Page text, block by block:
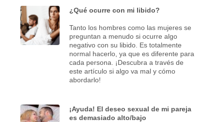
¿Qué ocurre con mi libido?
Tanto los hombres como las mujeres se
preguntan a menudo si ocurre algo
negativo con su libido. Es totalmente
normal hacerlo, ya que es diferente para
cada persona. ¡Descubra a través de
este artículo si algo va mal y cómo
abordarlo!
¡Ayuda! El deseo sexual de mi pareja
es demasiado alto/bajo